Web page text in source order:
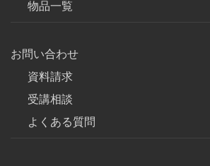
物品一覧
お問い合わせ
資料請求
受講相談
よくある質問